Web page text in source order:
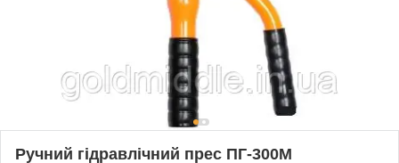
Ручний гідравлічний прес ПГ-300М